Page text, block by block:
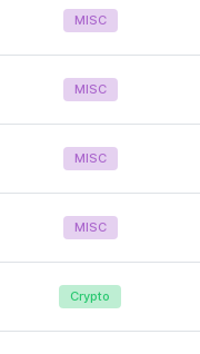
MISC
MISC
MISC
MISC
Crypto